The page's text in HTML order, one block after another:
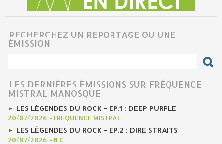
RECHERCHEZ UN REPORTAGE OU UNE
ÉMISSION
LES DERNIÈRES ÉMISSIONS SUR FRÉQUENCE
MISTRAL MANOSQUE
LES LÉGENDES DU ROCK - EP.1 : DEEP PURPLE
20/07/2026 - FRÉQUENCE MISTRAL
LES LÉGENDES DU ROCK - EP.2 : DIRE STRAITS
20/07/2026 - N C